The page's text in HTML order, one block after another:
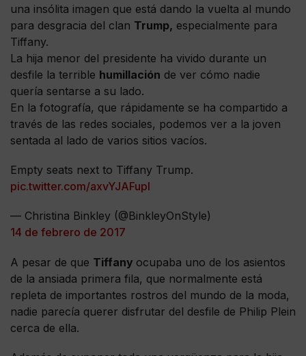
una insólita imagen que está dando la vuelta al mundo
para desgracia del clan Trump, especialmente para
Tiffany.
La hija menor del presidente ha vivido durante un
desfile la terrible humillación de ver cómo nadie
quería sentarse a su lado.
En la fotografía, que rápidamente se ha compartido a
través de las redes sociales, podemos ver a la joven
sentada al lado de varios sitios vacíos.
Empty seats next to Tiffany Trump.
pic.twitter.com/axvYJAFupl
— Christina Binkley (@BinkleyOnStyle)
14 de febrero de 2017
A pesar de que Tiffany ocupaba uno de los asientos
de la ansiada primera fila, que normalmente está
repleta de importantes rostros del mundo de la moda,
nadie parecía querer disfrutar del desfile de Philip Plein
cerca de ella.